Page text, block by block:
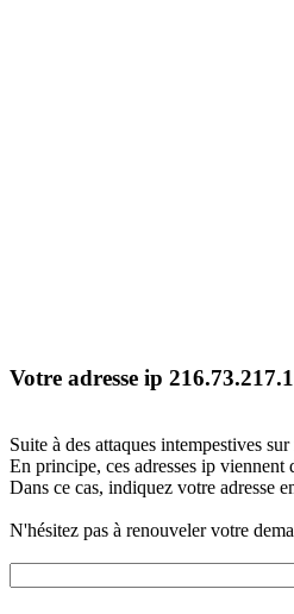
Votre adresse ip
Suite à des attaques intempestives
En principe, ces adresses ip
Dans ce cas, indiquez votre adresse
N'hésitez pas à renouveler votre